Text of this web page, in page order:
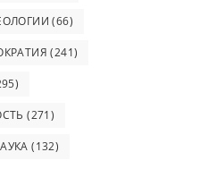
(66)
(241)
(271)
(132)